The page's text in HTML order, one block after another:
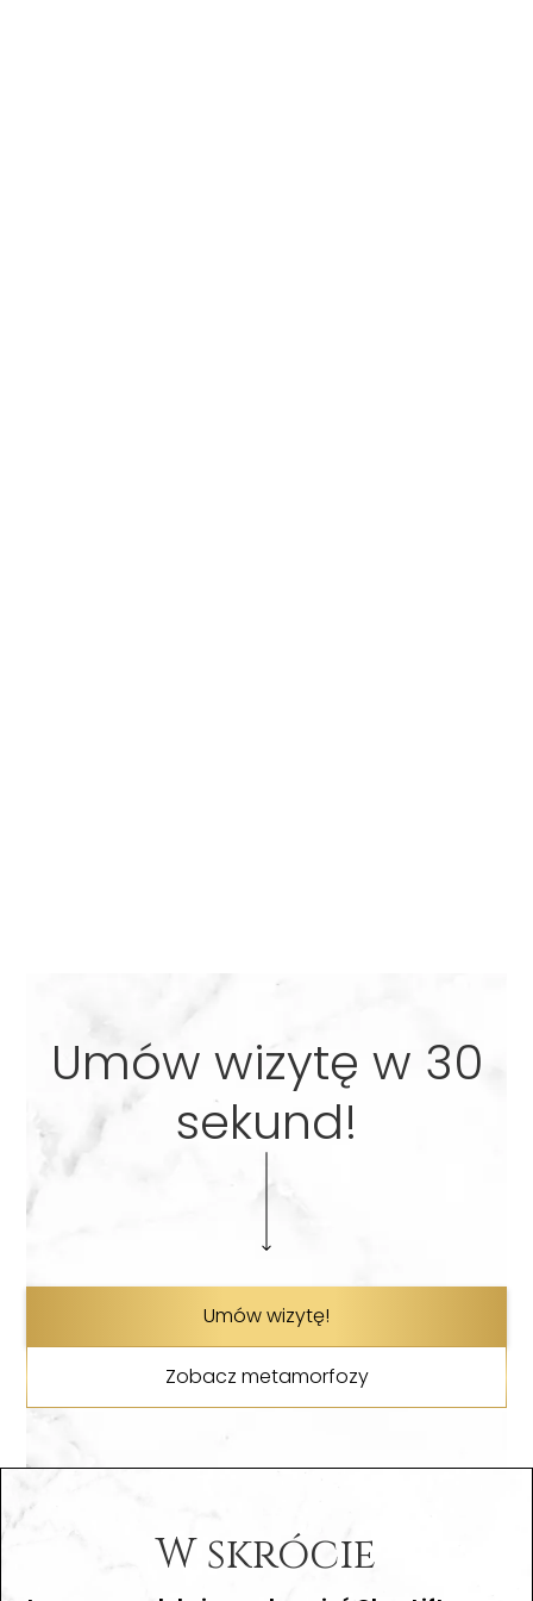
Umów wizytę w 30
sekund!
Umów wizytę!
Zobacz metamorfozy
W skrócie